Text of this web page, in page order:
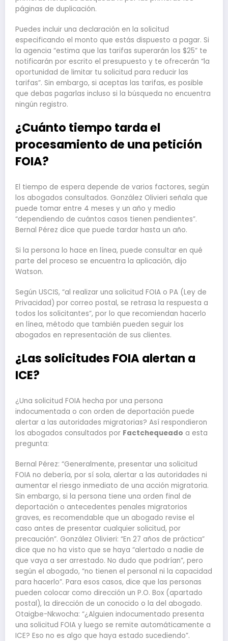
páginas de duplicación.
Puedes incluir una declaración en la solicitud
especificando el monto que estás dispuesto a pagar. Si
la agencia “estima que las tarifas superarán los $25” te
notificarán por escrito el presupuesto y te ofrecerán “la
oportunidad de limitar tu solicitud para reducir las
tarifas”. Sin embargo, si aceptas las tarifas, es posible
que debas pagarlas incluso si la búsqueda no encuentra
ningún registro.
¿Cuánto tiempo tarda el
procesamiento de una petición
FOIA?
El tiempo de espera depende de varios factores, según
los abogados consultados. González Olivieri señala que
puede tomar entre 4 meses y un año y medio
“dependiendo de cuántos casos tienen pendientes”.
Bernal Pérez dice que puede tardar hasta un año.
Si la persona lo hace en línea, puede consultar en qué
parte del proceso se encuentra la aplicación, dijo
Watson.
Según USCIS, “al realizar una solicitud FOIA o PA (Ley de
Privacidad) por correo postal, se retrasa la respuesta a
todos los solicitantes”, por lo que recomiendan hacerlo
en línea, método que también pueden seguir los
abogados en representación de sus clientes.
¿Las solicitudes FOIA alertan a
ICE?
¿Una solicitud FOIA hecha por una persona
indocumentada o con orden de deportación puede
alertar a las autoridades migratorias? Así respondieron
los abogados consultados por Factchequeado a esta
pregunta:
Bernal Pérez: “Generalmente, presentar una solicitud
FOIA no debería, por sí sola, alertar a las autoridades ni
aumentar el riesgo inmediato de una acción migratoria.
Sin embargo, si la persona tiene una orden final de
deportación o antecedentes penales migratorios
graves, es recomendable que un abogado revise el
caso antes de presentar cualquier solicitud, por
precaución”. González Olivieri: “En 27 años de práctica”
dice que no ha visto que se haya “alertado a nadie de
que vaya a ser arrestado. No dudo que podrían”, pero
según el abogado, “no tienen el personal ni la capacidad
para hacerlo”. Para esos casos, dice que las personas
pueden colocar como dirección un P.O. Box (apartado
postal), la dirección de un conocido o la del abogado.
Otaigbe-Nkwocha: “¿Alguien indocumentado presenta
una solicitud FOIA y luego se remite automáticamente a
ICE? Eso no es algo que haya estado sucediendo”.